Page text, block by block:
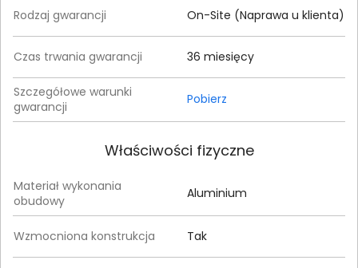
Rodzaj gwarancji On-Site (Naprawa u klienta)
Czas trwania gwarancji 36 miesięcy
Szczegółowe warunki
gwarancji
Pobierz
Właściwości fizyczne
Materiał wykonania
obudowy
Aluminium
Wzmocniona konstrukcja Tak